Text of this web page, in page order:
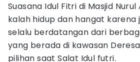
Suasana Idul Fitri di Masjid
kalah hidup dan hangat karena
selalu berdatangan dari
yang berada di kawasan
pilihan saat Salat Idul futri.